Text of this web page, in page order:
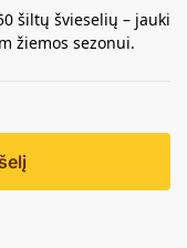
šiltų švieselių – jauki
žiemos sezonui.